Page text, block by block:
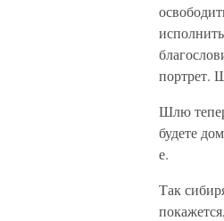
портрет.
Шлю
будете
е.
Так